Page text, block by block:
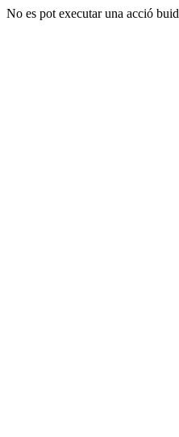
No es pot executar una acció